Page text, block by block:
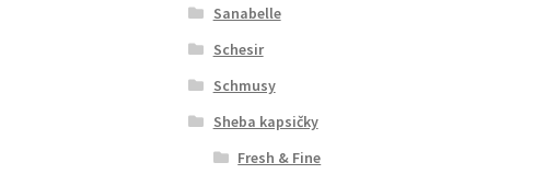
Sanabelle
Schesir
Schmusy
Sheba kapsičky
Fresh & Fine